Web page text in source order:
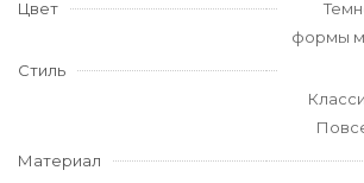
Цвет
формы
Стиль
Материал